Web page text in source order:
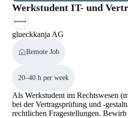
Werkstudent IT- und
glueckkanja AG
Remote Job
20–40 h per week
Als Werkstudent im Rechtswesen
bei der Vertragsprüfung und -
rechtlichen Fragestellungen.